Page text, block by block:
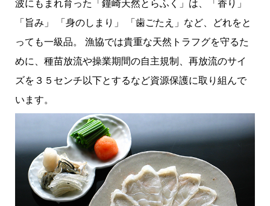
波にもまれ育った「鐘崎天然とらふく」は、「香り」
「旨み」 「身のしまり」 「歯ごたえ」など、どれをと
っても一級品。 漁協では貴重な天然トラフグを守るた
めに、種苗放流や操業期間の自主規制、再放流のサイ
ズを３５センチ以下とするなど資源保護に取り組んで
います。